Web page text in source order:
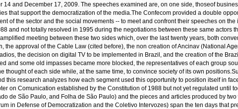
14 and December 17, 2009. The speeches examined are, on one side, thoseof
that support the democratization of the media.The Confecom provided a double
of the sector and the social movements -- to meet and confront their speeches on
and not totally resolved in 1995 during the negotiations between these same actors
meeting between these two sides which, over the last twenty years, both
the approval of the Cable Law (cited before), the non creation of Ancinav (National
the decision on digital TV to be implemented in Brazil, and the creation of the
and some old impasses became more blocked, the representatives of each group
thought of each side while, at the same time, to convince society of its own
this research analyzes how each segment used this opportunity to position itself in
on Comunication established by the Constitution of 1988 but not yet regulated until
de São Paulo, and Folha de São Paulo) and the pieces and articles produced by
in Defense of Democratization and the Coletivo Intervozes) span the ten days that